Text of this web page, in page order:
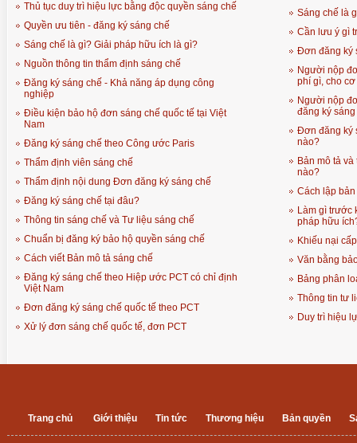
Thủ tục duy trì hiệu lực bằng độc quyền sáng chế
Quyền ưu tiên - đăng ký sáng chế
Sáng chế là gì? Giải pháp hữu ích là gì?
Nguồn thông tin thẩm định sáng chế
Đăng ký sáng chế - Khả năng áp dụng công
nghiệp
Điều kiện bảo hộ đơn sáng chế quốc tế tại Việt
Nam
Đăng ký sáng chế theo Công ước Paris
Thẩm định viên sáng chế
Thẩm định nội dung Đơn đăng ký sáng chế
Đăng ký sáng chế tại đâu?
Thông tin sáng chế và Tư liệu sáng chế
Chuẩn bị đăng ký bảo hộ quyền sáng chế
Cách viết Bản mô tả sáng chế
Đăng ký sáng chế theo Hiệp ước PCT có chỉ định
Việt Nam
Đơn đăng ký sáng chế quốc tế theo PCT
Xử lý đơn sáng chế quốc tế, đơn PCT
Sáng chế là
Cần lưu ý gì
Đơn đăng ký
Người nộp
phí gì, cho
Người nộp
đăng ký
Đơn đăng ký
nào?
Bản mô tả
nào?
Cách lập
Làm gì trước
pháp hữu
Khiếu nại
Văn bằng
Bảng phân
Thông tin tư
Duy trì hiệu
Trang chủ Giới thiệu Tin tức Thương hiệu Bản quyền